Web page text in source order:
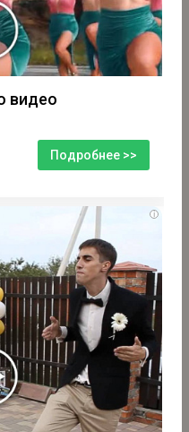
видео
Подробнее >>
i